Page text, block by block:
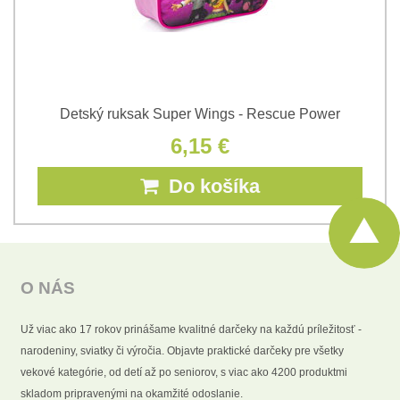
Detský ruksak Super Wings - Rescue Power
6,15 €
Do košíka
O NÁS
Už viac ako 17 rokov prinášame kvalitné darčeky na každú príležitosť -
narodeniny, sviatky či výročia. Objavte praktické darčeky pre všetky
vekové kategórie, od detí až po seniorov, s viac ako 4200 produktmi
skladom pripravenými na okamžité odoslanie.